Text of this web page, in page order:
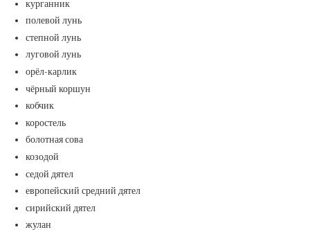
курганник
полевой лунь
степной лунь
луговой лунь
орёл-карлик
чёрный коршун
кобчик
коростель
болотная сова
козодой
седой дятел
европейский средний дятел
сирийский дятел
жулан